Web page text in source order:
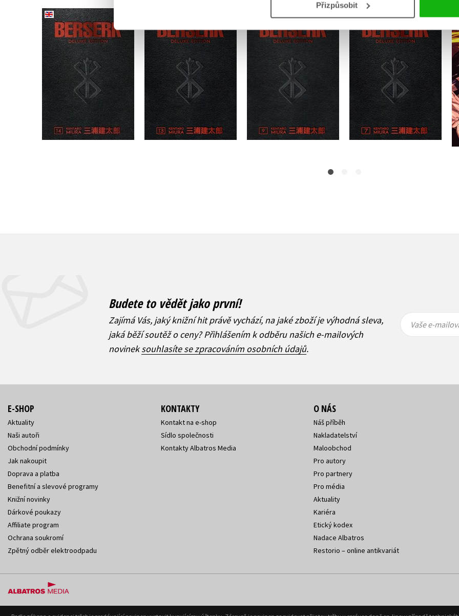
Přizpůsobit
Berserk Deluxe Volume
14
Kentaro Miura
Do košíku
1 254 Kč
1 003 Kč
13
Kentaro Miura
Do košíku
1 234 Kč
987 Kč
9
Kentaro Miura
1 132 Kč
906 Kč
7
Kentaro Miura
Do košíku
1 025 Kč
820 Kč
Budete to vědět jako první!
Zajímá Vás, jaký knižní hit právě vychází, na jaké zboží je výhodná sleva,
jaká běží soutěž o ceny? Přihlášením k odběru našich e-mailových
novineksouhlasíte se zpracováním osobních údajů.
mailová
mailová
Vaše e-
E-SHOP
Aktuality
Naši autoři
Obchodní podmínky
Jak nakoupit
Doprava a platba
Benefitní a slevové programy
Knižní novinky
Dárkové poukazy
Affiliate program
Ochrana soukromí
Zpětný odběr elektroodpadu
KONTAKTY
Kontakt na e-shop
Sídlo společnosti
Kontakty Albatros Media
O NÁS
Náš příběh
Nakladatelství
Maloobchod
Pro autory
Pro partnery
Pro média
Aktuality
Kariéra
Etický kodex
Nadace Albatros
Restorio – online antikvariát